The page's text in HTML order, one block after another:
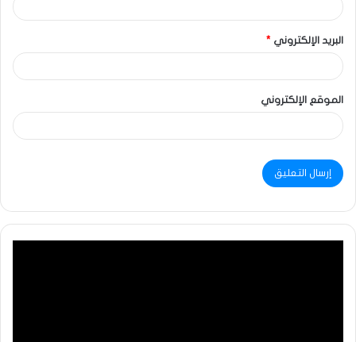
البريد الإلكتروني *
الموقع الإلكتروني